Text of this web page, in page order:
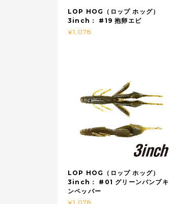
LOP HOG（ロップ ホッグ）
3inch： #19 抱卵エビ
¥1,078
LOP HOG（ロップ ホッグ）
3inch： #01 グリーンパンプキ
ンペッパー
¥1,078